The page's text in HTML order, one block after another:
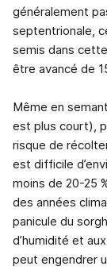
généralement
septentrionale,
semis dans
être avancé de
Même en
est plus court),
risque de
est difficile
moins de 20-25
des années
panicule du
d’humidité et
peut engendrer